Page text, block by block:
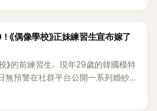
偶像學校》正妹練習生宣布嫁了
》的前練習生、現年29歲的韓國模特
無預警在社群平台公開一系列婚紗
，消息曝光後讓不少曾追看節目的